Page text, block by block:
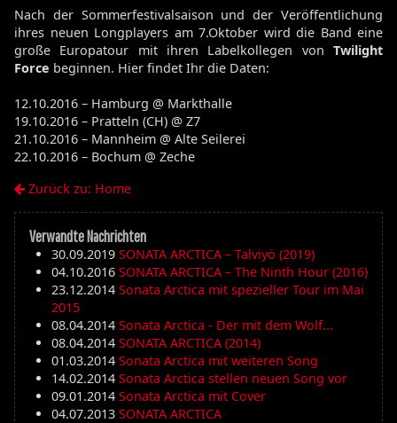
Nach der Sommerfestivalsaison und der Veröffentlichung
ihres neuen Longplayers am 7.Oktober wird die Band eine
große Europatour mit ihren Labelkollegen von Twilight
Force beginnen. Hier findet Ihr die Daten:
12.10.2016 – Hamburg @ Markthalle
19.10.2016 – Pratteln (CH) @ Z7
21.10.2016 – Mannheim @ Alte Seilerei
22.10.2016 – Bochum @ Zeche
Zurück zu: Home
Verwandte Nachrichten
30.09.2019 SONATA ARCTICA – Talviyö (2019)
04.10.2016 SONATA ARCTICA – The Ninth Hour (2016)
23.12.2014 Sonata Arctica mit spezieller Tour im Mai
2015
08.04.2014 Sonata Arctica - Der mit dem Wolf...
08.04.2014 SONATA ARCTICA (2014)
01.03.2014 Sonata Arctica mit weiteren Song
14.02.2014 Sonata Arctica stellen neuen Song vor
09.01.2014 Sonata Arctica mit Cover
04.07.2013 SONATA ARCTICA